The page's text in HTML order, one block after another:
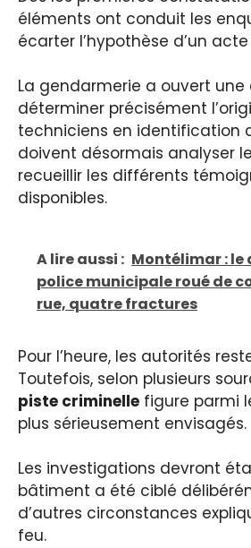
éléments ont conduit les
écarter l’hypothèse d’un
La gendarmerie a ouvert
déterminer précisément
techniciens en identification
doivent désormais analyser
recueillir les différents
disponibles.
A lire aussi : Montélimar : le
police municipale roué de
rue, quatre fractures
Pour l’heure, les autorités
Toutefois, selon plusieurs
piste criminelle figure parmi
plus sérieusement envisagés.
Les investigations devront
bâtiment a été ciblé
d’autres circonstances
feu.